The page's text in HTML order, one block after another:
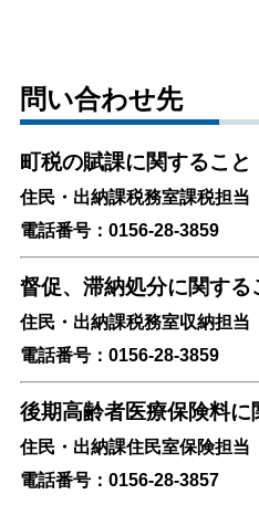
問い合わせ先
町税の賦課に関すること
住民・出納課税務室課税担当
電話番号：0156-28-3859
督促、滞納処分に関する
住民・出納課税務室収納担当
電話番号：0156-28-3859
後期高齢者医療保険料に
住民・出納課住民室保険担当
電話番号：0156-28-3857